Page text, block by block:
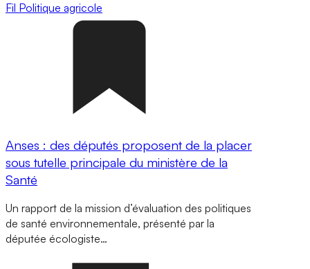
Fil Politique agricole
Anses : des députés proposent de la placer
sous tutelle principale du ministère de la
Santé
Un rapport de la mission d’évaluation des politiques
de santé environnementale, présenté par la
députée écologiste…